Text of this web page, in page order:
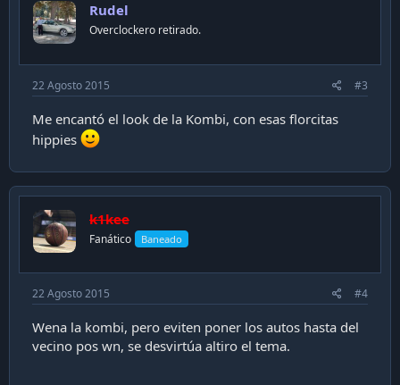
o
n
s
Rudel
Overclockero retirado.
22 Agosto 2015 #3
Me encantó el look de la Kombi, con esas florcitas
hippies
k1kee
Fanático Baneado
22 Agosto 2015 #4
Wena la kombi, pero eviten poner los autos hasta del
vecino pos wn, se desvirtúa altiro el tema.